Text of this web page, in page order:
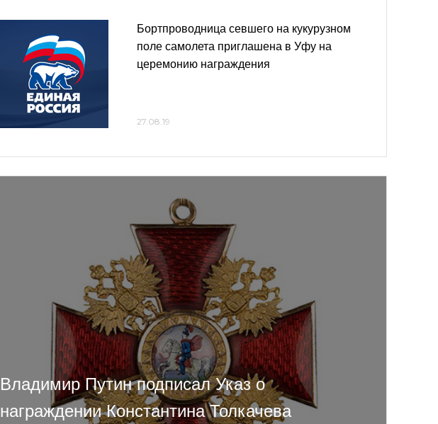
Бортпроводница севшего на кукурузном
поле самолета приглашена в Уфу на
церемонию награждения
27.08.19
Владимир Путин подписал Указ о
награждении Константина Толкачева